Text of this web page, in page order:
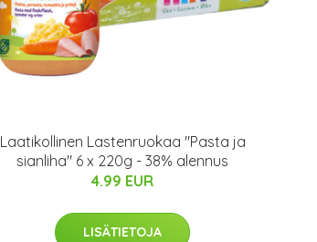
Laatikollinen Lastenruokaa "Pasta ja
sianliha" 6 x 220g - 38% alennus
4.99 EUR
LISÄTIETOJA